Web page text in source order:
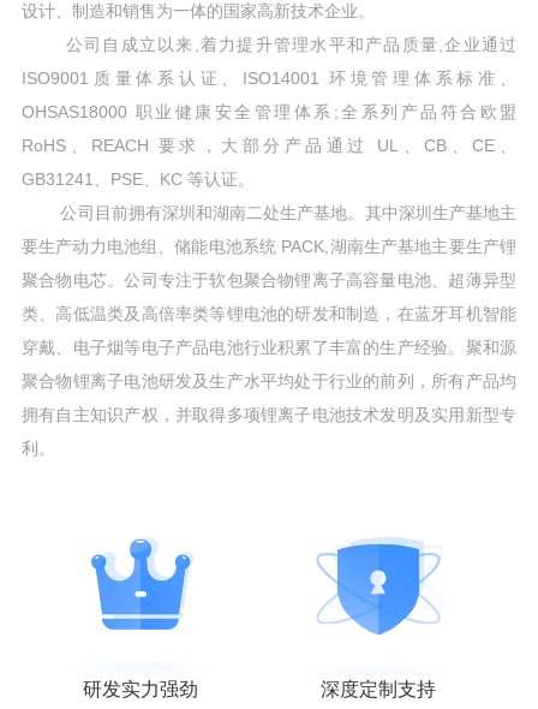
设计、制造和销售为一体的国家高新技术企业。
公司自成立以来,着力提升管理水平和产品质量,企业通过
ISO9001质量体系认证、ISO14001 环境管理体系标准、
OHSAS18000 职业健康安全管理体系;全系列产品符合欧盟
RoHS、REACH 要求，大部分产品通过 UL、CB、CE、
GB31241、PSE、KC 等认证。
公司目前拥有深圳和湖南二处生产基地。其中深圳生产基地主
要生产动力电池组、储能电池系统 PACK,湖南生产基地主要生产锂
聚合物电芯。公司专注于软包聚合物锂离子高容量电池、超薄异型
类、高低温类及高倍率类等锂电池的研发和制造，在蓝牙耳机智能
穿戴、电子烟等电子产品电池行业积累了丰富的生产经验。聚和源
聚合物锂离子电池研发及生产水平均处于行业的前列，所有产品均
拥有自主知识产权，并取得多项锂离子电池技术发明及实用新型专
利。
研发实力强劲 深度定制支持